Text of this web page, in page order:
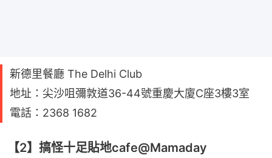
新德里餐廳 The Delhi Club
地址：尖沙咀彌敦道36-44號重慶大廈C座3樓3室
電話：2368 1682
【2】搞怪十足貼地cafe@Mamaday